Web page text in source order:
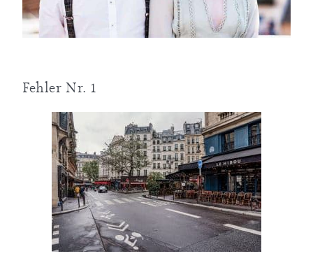
Fehler Nr. 1